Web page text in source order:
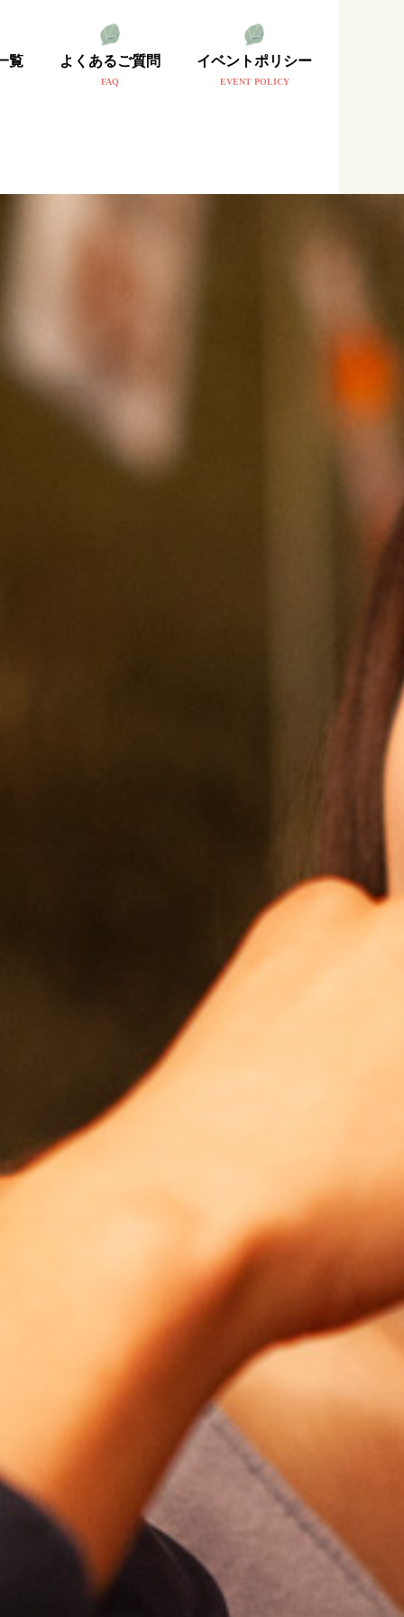
覧 よくあるご質問
FAQ
イベントポリシー
EVENT POLICY